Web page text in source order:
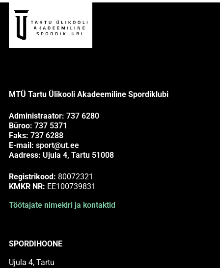
MTÜ Tartu Ülikooli Akadeemiline Spordiklubi
Administraator: 737 6280
Büroo: 737 5371
Faks: 737 6288
E-mail: sport@ut.ee
Aadress: Ujula 4, Tartu 51008
Registrikood: 80072321
KMKR NR: EE100739831
Töötajate nimekiri ja kontaktid
SPORDIHOONE
Ujula 4, Tartu